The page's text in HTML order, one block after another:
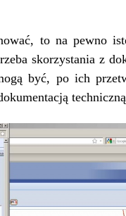
to na pewno
skorzystania z
być, po ich